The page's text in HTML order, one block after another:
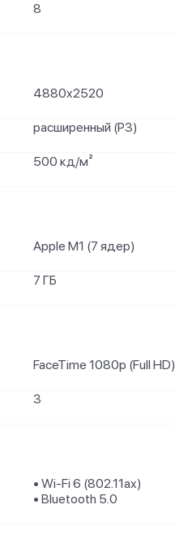
8
4880x2520
расширенный (P3)
500 кд/м²
Apple M1 (7 ядер)
7 ГБ
FaceTime 1080p (Full HD)
3
• Wi-Fi 6 (802.11ax)
• Bluetooth 5.0